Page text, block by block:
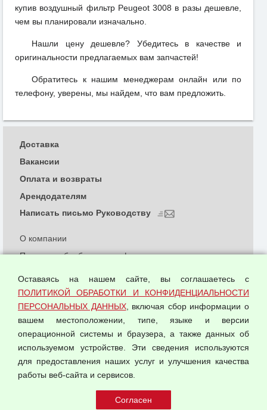
купив воздушный фильтр Peugeot 3008 в разы дешевле,
чем вы планировали изначально.
Нашли цену дешевле? Убедитесь в качестве и
оригинальности предлагаемых вам запчастей!
Обратитесь к нашим менеджерам онлайн или по
телефону, уверены, мы найдем, что вам предложить.
© 2026 ООО "Феникс"
О компании
Политика обработки и конфиденциальности
Согласием на обработку персональных данных
Оферта оптовой купли-продажи
Публичная оферта
Доставка
Вакансии
Оплата и возвраты
Арендодателям
Написать письмо Руководству
Оставаясь на нашем сайте, вы соглашаетесь с
ПОЛИТИКОЙ ОБРАБОТКИ И КОНФИДЕНЦИАЛЬНОСТИ
ПЕРСОНАЛЬНЫХ ДАННЫХ, включая сбор информации о
вашем местоположении, типе, языке и версии
операционной системы и браузера, а также данных об
используемом устройстве. Эти сведения используются
для предоставления наших услуг и улучшения качества
работы веб-сайта и сервисов.